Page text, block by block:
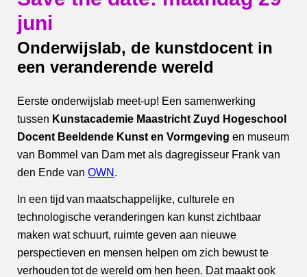
juni
Onderwijslab, de kunstdocent in
een veranderende wereld
Eerste onderwijslab meet-up! Een samenwerking
tussen Kunstacademie Maastricht Zuyd Hogeschool
Docent Beeldende Kunst en Vormgeving en museum
van Bommel van Dam met als dagregisseur Frank van
den Ende van OWN .
In een tijd van maatschappelijke, culturele en
technologische veranderingen kan kunst zichtbaar
maken wat schuurt, ruimte geven aan nieuwe
perspectieven en mensen helpen om zich bewust te
verhouden tot de wereld om hen heen. Dat maakt ook